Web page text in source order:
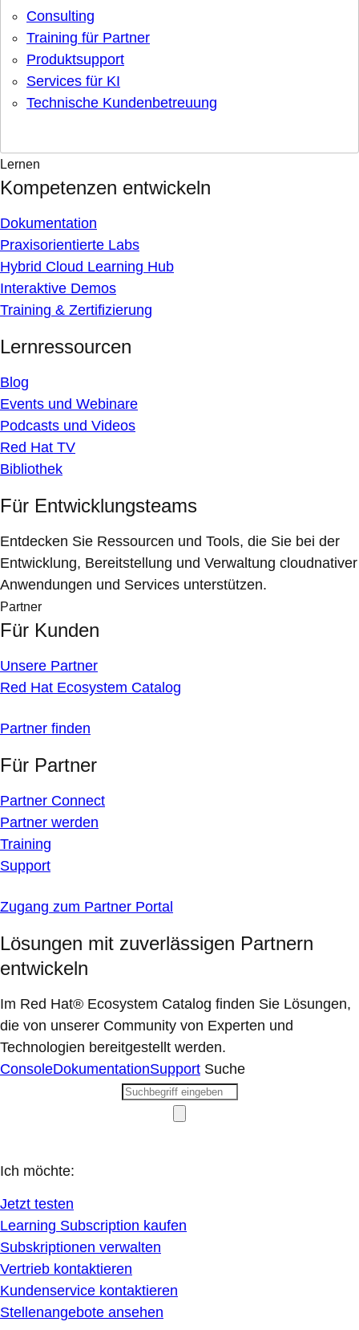
Consulting
Training für Partner
Produktsupport
Services für KI
Technische Kundenbetreuung
Lernen
Kompetenzen entwickeln
Dokumentation
Praxisorientierte Labs
Hybrid Cloud Learning Hub
Interaktive Demos
Training & Zertifizierung
Lernressourcen
Blog
Events und Webinare
Podcasts und Videos
Red Hat TV
Bibliothek
Für Entwicklungsteams
Entdecken Sie Ressourcen und Tools, die Sie bei der
Entwicklung, Bereitstellung und Verwaltung cloudnativer
Anwendungen und Services unterstützen.
Partner
Für Kunden
Unsere Partner
Red Hat Ecosystem Catalog
Partner finden
Für Partner
Partner Connect
Partner werden
Training
Support
Zugang zum Partner Portal
Lösungen mit zuverlässigen Partnern
entwickeln
Im Red Hat® Ecosystem Catalog finden Sie Lösungen,
die von unserer Community von Experten und
Technologien bereitgestellt werden.
ConsoleDokumentationSupport Suche
Ich möchte:
Jetzt testen
Learning Subscription kaufen
Subskriptionen verwalten
Vertrieb kontaktieren
Kundenservice kontaktieren
Stellenangebote ansehen